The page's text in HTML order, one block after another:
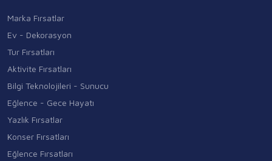
Marka Fırsatlar
Ev - Dekorasyon
Tur Fırsatları
Aktivite Fırsatları
Bilgi Teknolojileri - Sunucu
Eğlence - Gece Hayatı
Yazlık Fırsatlar
Konser Fırsatları
Eğlence Fırsatları